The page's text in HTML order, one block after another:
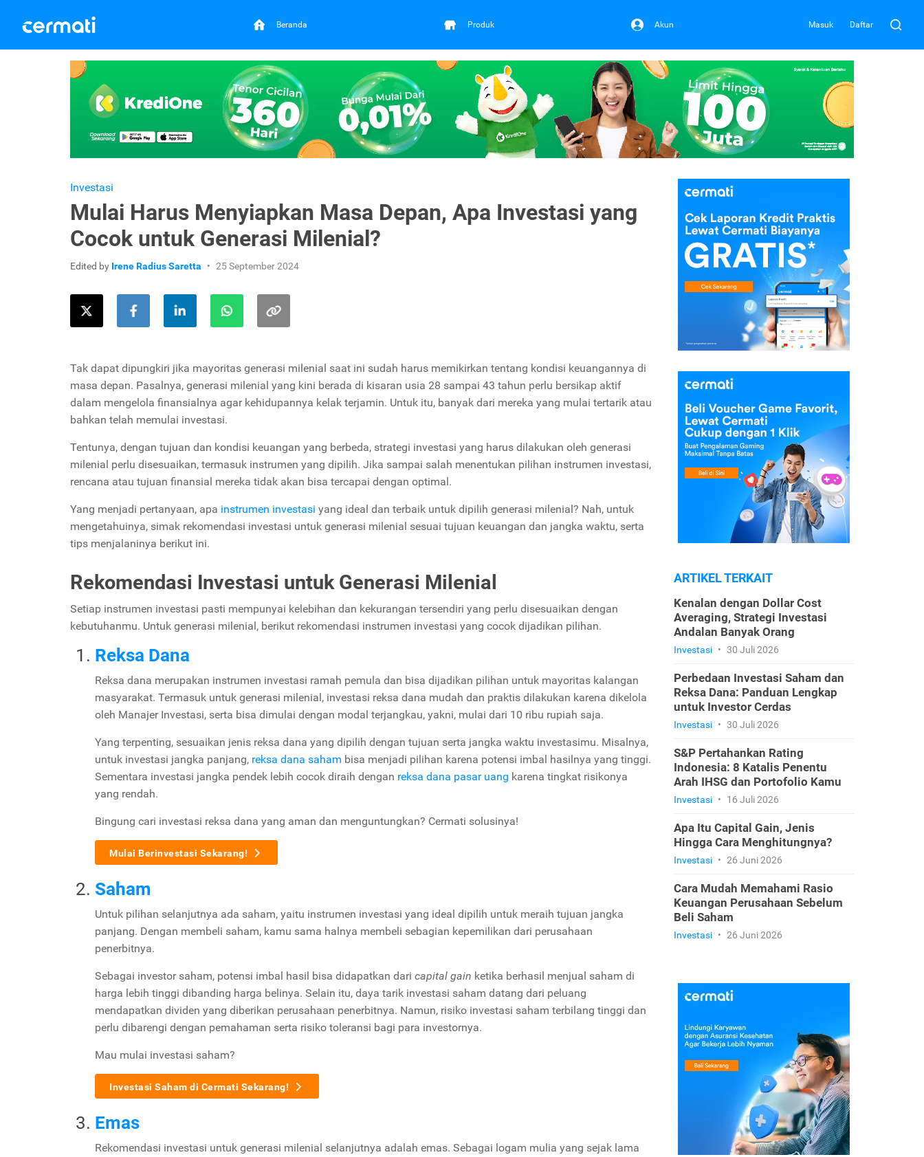
Beranda Produk Akun Masuk Daftar
Investasi
Mulai Harus Menyiapkan Masa Depan, Apa Investasi yang
Cocok untuk Generasi Milenial?
Edited by Irene Radius Saretta 25 September 2024
Tak dapat dipungkiri jika mayoritas generasi milenial saat ini sudah harus memikirkan tentang kondisi keuangannya di
masa depan. Pasalnya, generasi milenial yang kini berada di kisaran usia 28 sampai 43 tahun perlu bersikap aktif
dalam mengelola finansialnya agar kehidupannya kelak terjamin. Untuk itu, banyak dari mereka yang mulai tertarik atau
bahkan telah memulai investasi.
Tentunya, dengan tujuan dan kondisi keuangan yang berbeda, strategi investasi yang harus dilakukan oleh generasi
milenial perlu disesuaikan, termasuk instrumen yang dipilih. Jika sampai salah menentukan pilihan instrumen investasi,
rencana atau tujuan finansial mereka tidak akan bisa tercapai dengan optimal.
Yang menjadi pertanyaan, apa instrumen investasi yang ideal dan terbaik untuk dipilih generasi milenial? Nah, untuk
mengetahuinya, simak rekomendasi investasi untuk generasi milenial sesuai tujuan keuangan dan jangka waktu, serta
tips menjalaninya berikut ini.
Rekomendasi Investasi untuk Generasi Milenial
Setiap instrumen investasi pasti mempunyai kelebihan dan kekurangan tersendiri yang perlu disesuaikan dengan
kebutuhanmu. Untuk generasi milenial, berikut rekomendasi instrumen investasi yang cocok dijadikan pilihan.
Reksa Dana
Reksa dana merupakan instrumen investasi ramah pemula dan bisa dijadikan pilihan untuk mayoritas kalangan
masyarakat. Termasuk untuk generasi milenial, investasi reksa dana mudah dan praktis dilakukan karena dikelola
oleh Manajer Investasi, serta bisa dimulai dengan modal terjangkau, yakni, mulai dari 10 ribu rupiah saja.
Yang terpenting, sesuaikan jenis reksa dana yang dipilih dengan tujuan serta jangka waktu investasimu. Misalnya,
untuk investasi jangka panjang, reksa dana saham bisa menjadi pilihan karena potensi imbal hasilnya yang tinggi.
Sementara investasi jangka pendek lebih cocok diraih dengan reksa dana pasar uang karena tingkat risikonya
yang rendah.
Bingung cari investasi reksa dana yang aman dan menguntungkan? Cermati solusinya!
Mulai Berinvestasi Sekarang!
Saham
Untuk pilihan selanjutnya ada saham, yaitu instrumen investasi yang ideal dipilih untuk meraih tujuan jangka
panjang. Dengan membeli saham, kamu sama halnya membeli sebagian kepemilikan dari perusahaan
penerbitnya.
Sebagai investor saham, potensi imbal hasil bisa didapatkan dari capital gain ketika berhasil menjual saham di
harga lebih tinggi dibanding harga belinya. Selain itu, daya tarik investasi saham datang dari peluang
mendapatkan dividen yang diberikan perusahaan penerbitnya. Namun, risiko investasi saham terbilang tinggi dan
perlu dibarengi dengan pemahaman serta risiko toleransi bagi para investornya.
Mau mulai investasi saham?
Investasi Saham di Cermati Sekarang!
Emas
Rekomendasi investasi untuk generasi milenial selanjutnya adalah emas. Sebagai logam mulia yang sejak lama
ARTIKEL TERKAIT
Kenalan dengan Dollar Cost
Averaging, Strategi Investasi
Andalan Banyak Orang
Investasi • 30 Juli 2026
Perbedaan Investasi Saham dan
Reksa Dana: Panduan Lengkap
untuk Investor Cerdas
Investasi • 30 Juli 2026
S&P Pertahankan Rating
Indonesia: 8 Katalis Penentu
Arah IHSG dan Portofolio Kamu
Investasi • 16 Juli 2026
Apa Itu Capital Gain, Jenis
Hingga Cara Menghitungnya?
Investasi • 26 Juni 2026
Cara Mudah Memahami Rasio
Keuangan Perusahaan Sebelum
Beli Saham
Investasi • 26 Juni 2026